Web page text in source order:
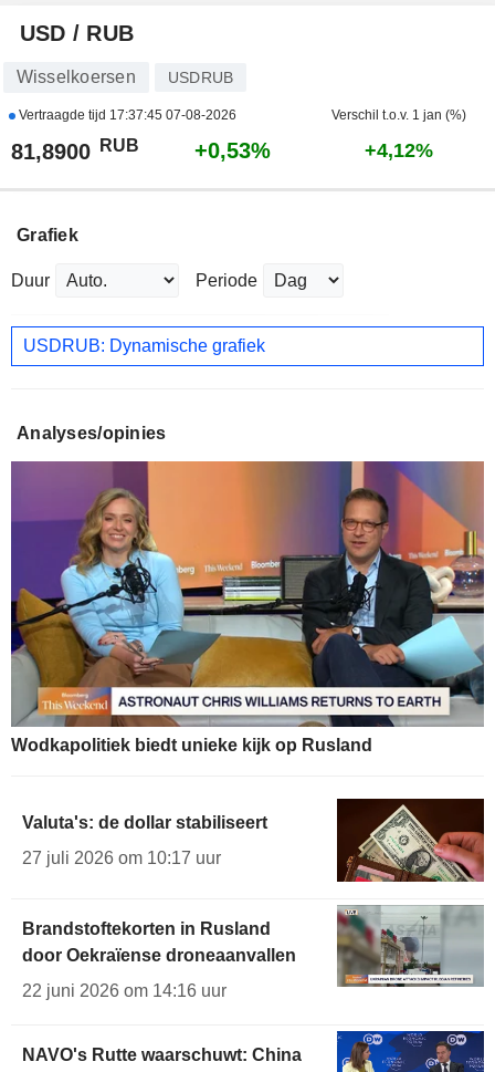
USD / RUB
Wisselkoersen USDRUB
Vertraagde tijd 17:37:45 07-08-2026 Verschil t.o.v. 1 jan (%)
81,8900 RUB +0,53% +4,12%
Grafiek
Duur Periode
USDRUB: Dynamische grafiek
Analyses/opinies
Wodkapolitiek biedt unieke kijk op Rusland
Valuta's: de dollar stabiliseert
27 juli 2026 om 10:17 uur
Brandstoftekorten in Rusland
door Oekraïense droneaanvallen
22 juni 2026 om 14:16 uur
NAVO's Rutte waarschuwt: China